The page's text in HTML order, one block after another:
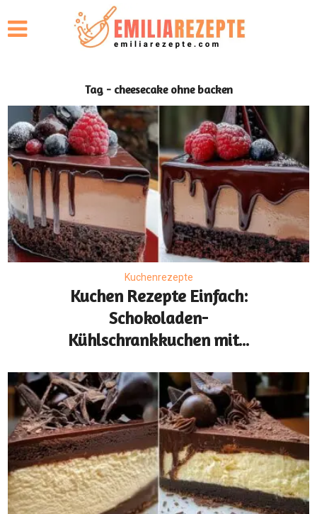
Tag - cheesecake ohne backen
Kuchenrezepte
Kuchen Rezepte Einfach:
Schokoladen-
Kühlschrankkuchen mit...